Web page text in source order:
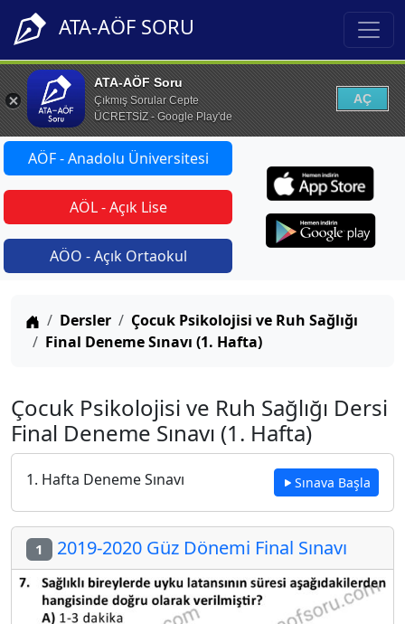
ATA-AÖF SORU
ATA-AÖF Soru
Çıkmış Sorular Cepte
ÜCRETSİZ - Google Play'de
AÇ
AÖF - Anadolu Üniversitesi
AÖL - Açık Lise
AÖO - Açık Ortaokul
Anasayfa
Dersler
Çocuk Psikolojisi ve Ruh Sağlığı
Final Deneme Sınavı (1. Hafta)
Çocuk Psikolojisi ve Ruh Sağlığı Dersi
Final Deneme Sınavı (1. Hafta)
1. Hafta Deneme Sınavı Sınava Başla
1 2019-2020 Güz Dönemi Final Sınavı